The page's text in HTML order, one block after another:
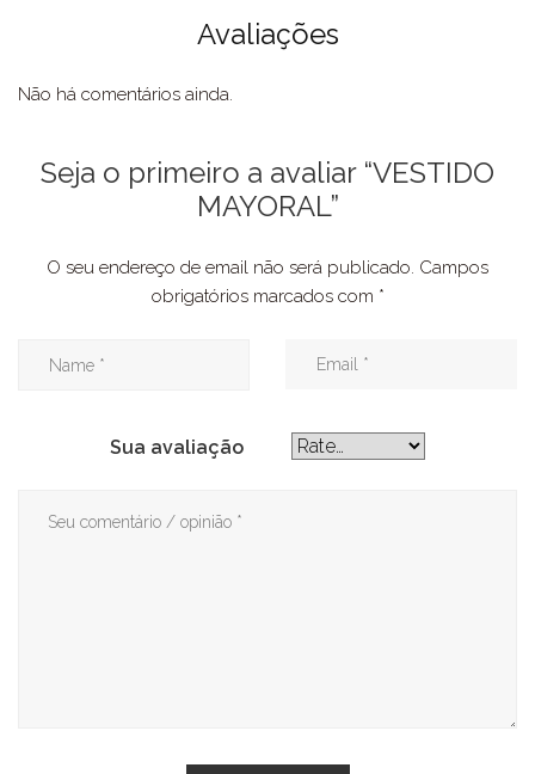
Avaliações
Não há comentários ainda.
Seja o primeiro a avaliar “VESTIDO
MAYORAL”
O seu endereço de email não será publicado. Campos
obrigatórios marcados com *
Sua avaliação